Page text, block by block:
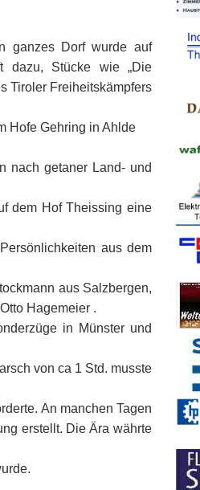
ganzes Dorf wurde auf
dazu, Stücke wie „Die
Tiroler Freiheitskämpfers
Hofe Gehring in Ahlde
nach getaner Land- und
dem Hof Theissing eine
aus dem
aus Salzbergen,
Hagemeier .
in Münster und
von ca 1 Std. musste
An manchen Tagen
erstellt. Die Ära währte